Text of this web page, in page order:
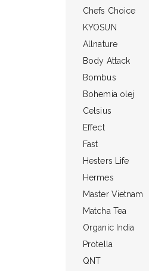
Chefs Choice
KYOSUN
Allnature
Body Attack
Bombus
Bohemia olej
Celsius
Effect
Fast
Hesters Life
Hermes
Master Vietnam
Matcha Tea
Organic India
Protella
QNT